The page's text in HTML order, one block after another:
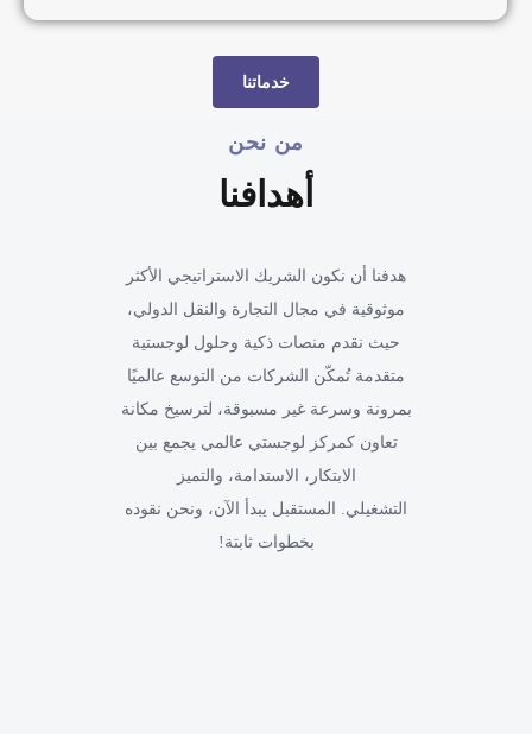
خدماتنا
من نحن
أهدافنا
هدفنا أن نكون الشريك الاستراتيجي الأكثر
موثوقية في مجال التجارة والنقل الدولي،
حيث نقدم منصات ذكية وحلول لوجستية
متقدمة تُمكّن الشركات من التوسع عالميًا
بمرونة وسرعة غير مسبوقة، لترسيخ مكانة
تعاون كمركز لوجستي عالمي يجمع بين
الابتكار، الاستدامة، والتميز
التشغيلي. المستقبل يبدأ الآن، ونحن نقوده
بخطوات ثابتة!